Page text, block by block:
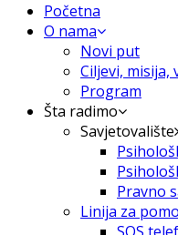
Početna
O nama
Novi put
Ciljevi, misija,
Program
Šta radimo
Savjetovalište
Pravno
Linija za